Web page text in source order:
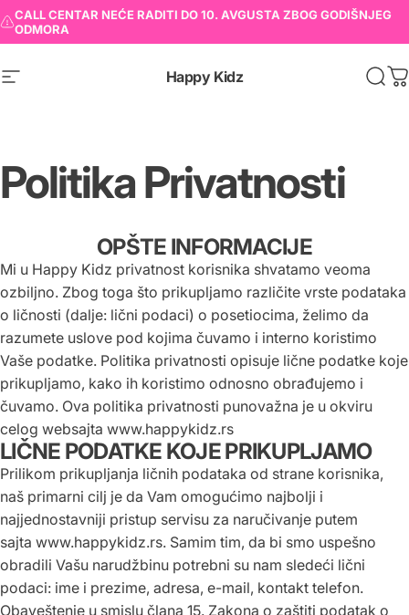
CALL CENTAR NEĆE RADITI DO 10. AVGUSTA ZBOG GODIŠNJEG
ODMORA
Happy Kidz
PolitikaPrivatnosti
OPŠTE INFORMACIJE
Mi u Happy Kidz privatnost korisnika shvatamo veoma
ozbiljno. Zbog toga što prikupljamo različite vrste podataka
o ličnosti (dalje: lični podaci) o posetiocima, želimo da
razumete uslove pod kojima čuvamo i interno koristimo
Vaše podatke. Politika privatnosti opisuje lične podatke koje
prikupljamo, kako ih koristimo odnosno obrađujemo i
čuvamo. Ova politika privatnosti punovažna je u okviru
celog websajta www.happykidz.rs
LIČNE PODATKE KOJE PRIKUPLJAMO
Prilikom prikupljanja ličnih podataka od strane korisnika,
naš primarni cilj je da Vam omogućimo najbolji i
najjednostavniji pristup servisu za naručivanje putem
sajta www.happykidz.rs. Samim tim, da bi smo uspešno
obradili Vašu narudžbinu potrebni su nam sledeći lični
podaci: ime i prezime, adresa, e-mail, kontakt telefon.
Obaveštenje u smislu člana 15. Zakona o zaštiti podatak o